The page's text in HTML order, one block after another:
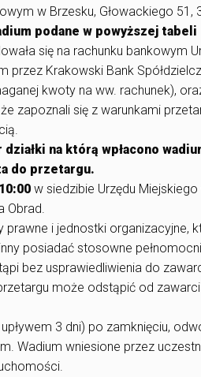
w Brzesku, Głowackiego 51,
podane w powyższej tabeli
się na rachunku bankowym
przez Krakowski Bank
kwoty na ww. rachunek),
zapoznali się z warunkami
na którą wpłacono
do przetargu.
w siedzibie Urzędu
Obrad.
i jednostki organizacyjne,
posiadać stosowne
bez usprawiedliwienia do
może odstąpić od
3 dni) po zamknięciu,
Wadium wniesione przez